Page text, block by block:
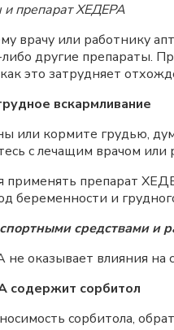
и препарат ХЕДЕРА
врачу или работнику
другие препараты.
это затрудняет
вскармливание
или кормите грудью,
с лечащим врачом или
применять препарат
беременности и
средствами и
оказывает влияния на
содержит сорбитол
сорбитола,